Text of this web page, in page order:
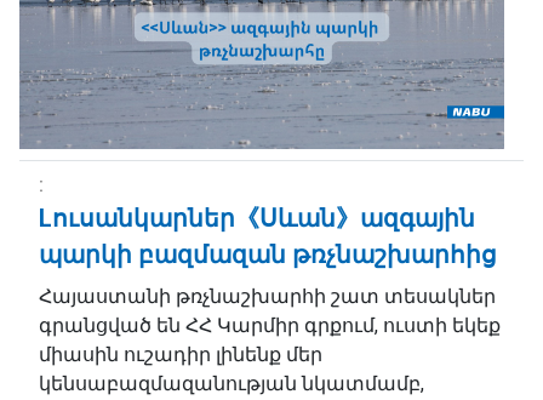
Lուսանկարներ《Սևան》ազգային
պարկի բազմազան թռչնաշխարհից
Հայաստանի թռչնաշխարհի շատ տեսակներ
գրանցված են ՀՀ Կարմիր գրքում, ուստի եկեք
միասին ուշադիր լինենք մեր
կենսաբազմազանության նկատմամբ,